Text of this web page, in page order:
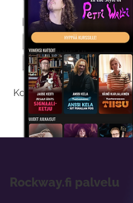
Kokeile
Kokeilemalla ilmaiseksi
Rockway.fi palvelu